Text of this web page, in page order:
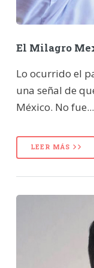
El Milagro
Lo ocurrido el
una señal de
México. No fue...
LEER MÁS